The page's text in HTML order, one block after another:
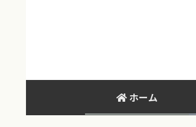
ホーム